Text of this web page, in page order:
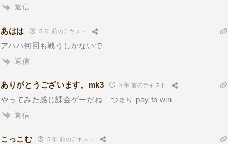
返信
あはは 5 年 前のテキスト
アハハ何回も戦うしかないで
返信
ありがとうございます。mk3 5 年 前のテキスト
やってみた感じ課金ゲーだね つまり pay to win
返信
こっこむ 5 年 前のテキスト